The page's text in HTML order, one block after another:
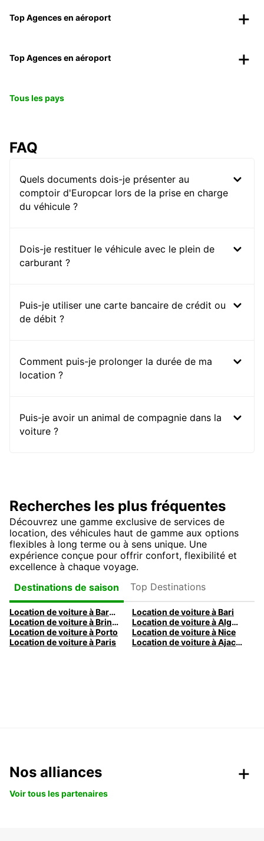
Top Agences en aéroport
Top Agences en aéroport
Tous les pays
FAQ
Quels documents dois-je présenter au
comptoir d'Europcar lors de la prise en charge
du véhicule ?
Dois-je restituer le véhicule avec le plein de
carburant ?
Puis-je utiliser une carte bancaire de crédit ou
de débit ?
Comment puis-je prolonger la durée de ma
location ?
Puis-je avoir un animal de compagnie dans la
voiture ?
Recherches les plus fréquentes
Découvrez une gamme exclusive de services de
location, des véhicules haut de gamme aux options
flexibles à long terme ou à sens unique. Une
expérience conçue pour offrir confort, flexibilité et
excellence à chaque voyage.
Destinations de saison
Top Destinations
Location de voiture à Barcelone
Location de voiture à Bari
Location de voiture à Brindisi
Location de voiture à Alghero
Location de voiture à Porto
Location de voiture à Nice
Location de voiture à Paris
Location de voiture à Ajaccio
Nos alliances
Voir tous les partenaires